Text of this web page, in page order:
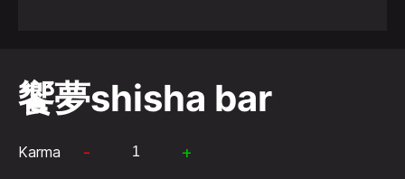
饗夢shisha bar
Karma - +